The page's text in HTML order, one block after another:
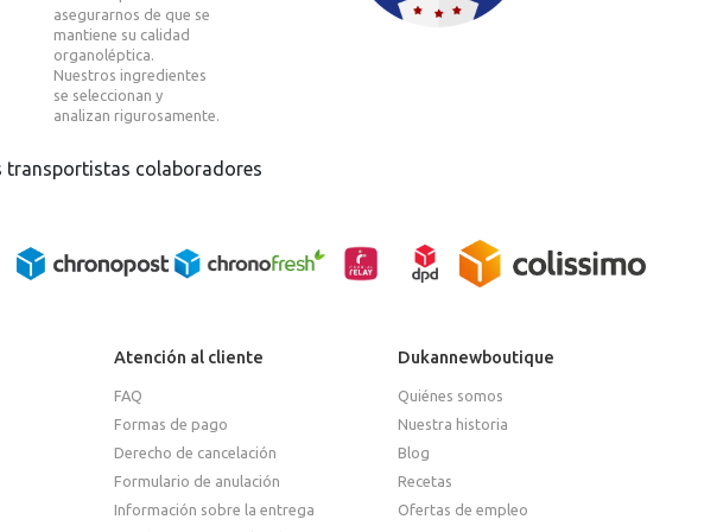
asegurarnos de que se
mantiene su calidad
organoléptica.
Nuestros ingredientes
se seleccionan y
analizan rigurosamente.
transportistas colaboradores
Atención al cliente
FAQ
Formas de pago
Derecho de cancelación
Formulario de anulación
Información sobre la entrega
Dukannewboutique
Quiénes somos
Nuestra historia
Blog
Recetas
Ofertas de empleo